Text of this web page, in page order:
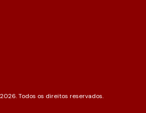
Todos os direitos reservados.